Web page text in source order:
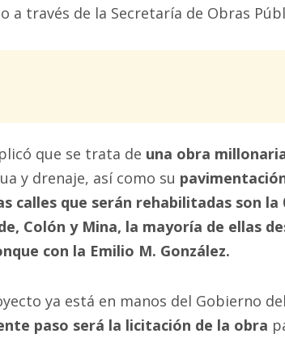
a través de la Secretaría de Obras
que se trata de una obra
y drenaje, así como su
calles que serán rehabilitadas son
Colón y Mina, la mayoría de ellas
con la Emilio M. González.
ya está en manos del Gobierno
paso será la licitación de la obra